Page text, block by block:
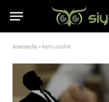
Anasayfa » kamusallık